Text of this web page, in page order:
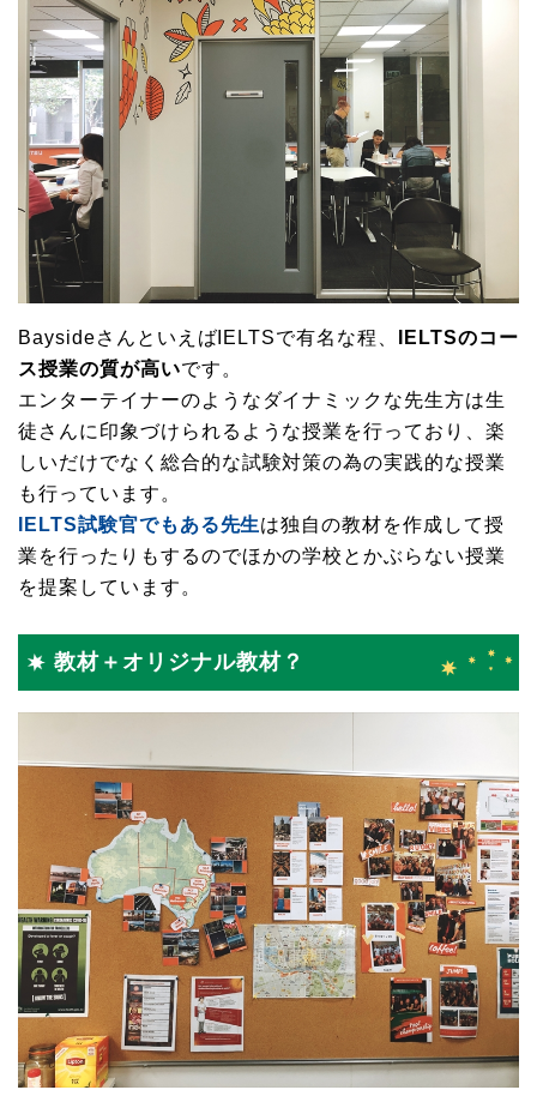
BaysideさんといえばIELTSで有名な程、
IELTSのコー
ス授業の質が高いです。
エンターテイナーのようなダイナミックな先生方は生
徒さんに印象づけられるような授業を行っており、楽
しいだけでなく総合的な試験対策の為の実践的な授業
も行っています。
IELTS試験官でもある先生は独自の教材を作成して授
業を行ったりもするのでほかの学校とかぶらない授業
を提案しています。
教材＋オリジナル教材？